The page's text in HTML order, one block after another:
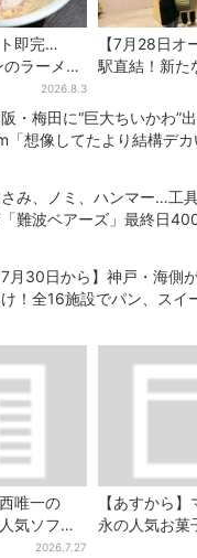
ト即完…
ラーメン
阪上陸！
話題
2026.8.3
【7月28日オ
駅直結！新た
ップ」、銘
民の“おやつ
・梅田に“巨大ちいかわ”
「想像してたより結構デ
み、ノミ、ハンマー…工
難波ベアーズ」最終日
7月30日から】神戸・海側
け！全16施設でパン、スイ
唯一の
気ソフト
こだけの
2026.7.27
【あすから
永の人気お菓
ール」「ミ